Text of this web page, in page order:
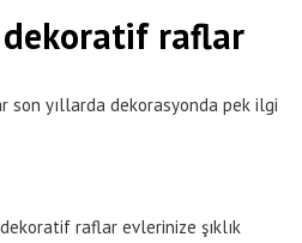
dekoratif raflar
son yıllarda dekorasyonda pek ilgi
raflar evlerinize şıklık